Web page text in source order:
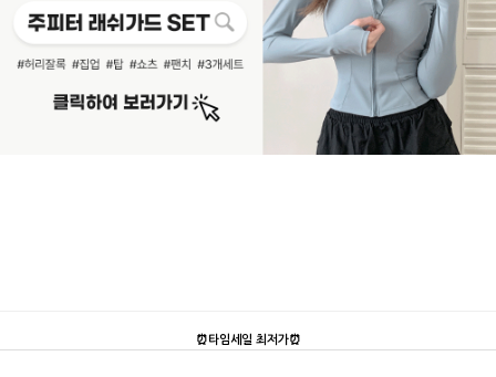
⏰타임세일 최저가⏰